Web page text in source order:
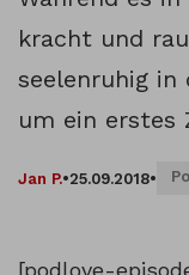
kracht und
seelenruhig in
um ein erstes
Jan P.•25.09.2018•
[podlove-